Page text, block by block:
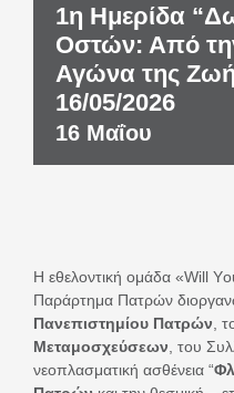
1η Ημερίδα
Οστών: Από
Αγώνα της
16/05/2026
16 Μαΐου
Η εθελοντική ομάδα «Will
Παράρτημα Πατρών
Πανεπιστημίου Πατρών ,
Μεταμοσχεύσεων , του
νεοπλασματική ασθένεια “